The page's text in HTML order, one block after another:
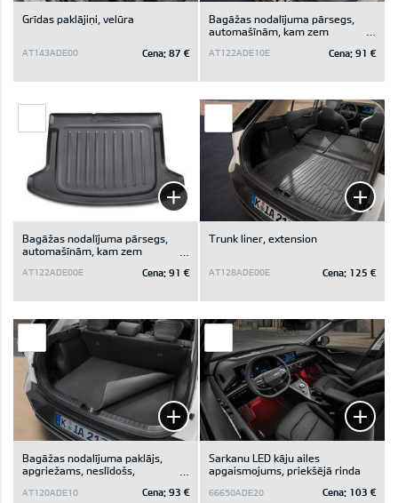
Grīdas paklājiņi, velūra
AT143ADE00 Cena: 87 €
Bagāžas nodalījuma pārsegs,
automašīnām, kam zem
ir glabāšanas nodalījums
AT122ADE10E Cena: 91 €
Bagāžas nodalījuma pārsegs,
automašīnām, kam zem
nav glabāšanas nodalījuma
AT122ADE00E Cena: 91 €
Trunk liner, extension
AT128ADE00E Cena: 125 €
Bagāžas nodalījuma paklājs,
apgriežams, neslīdošs,
bagāžas nodalījuma pamatnes
AT120ADE10 Cena: 93 €
Sarkanu LED kāju ailes
apgaismojums, priekšējā rinda
66650ADE20 Cena: 103 €